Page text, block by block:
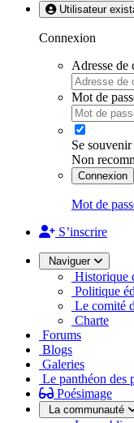
Utilisateur
Connexion
Adresse de
Mot de
Se
Non
Connexion
Mot de
S’inscrire
Naviguer
Historique
Politique
Le comité
Charte
Forums
Blogs
Galeries
Le panthéon des
Poésimage
La communauté